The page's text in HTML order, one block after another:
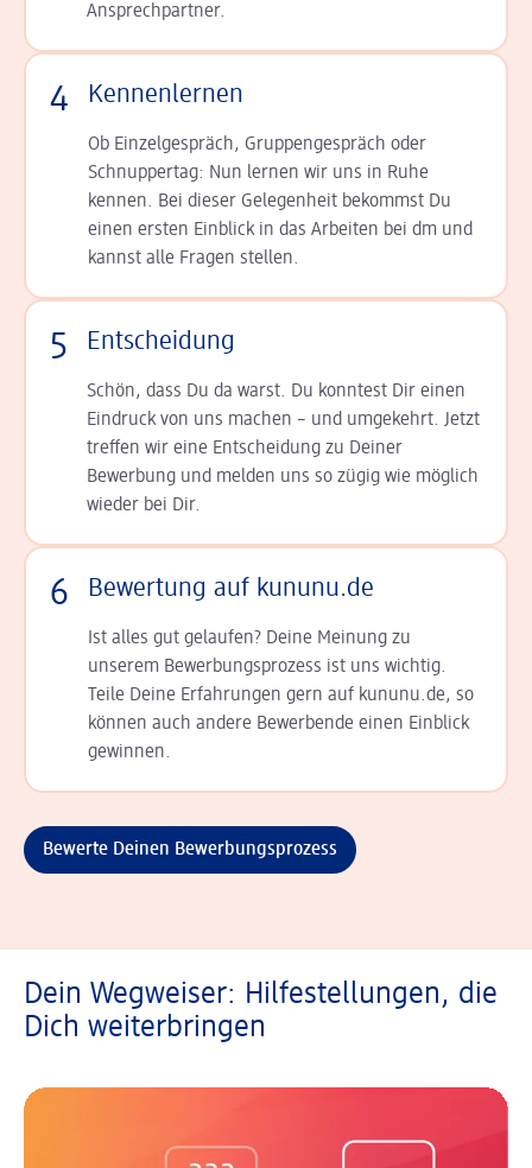
Ansprechpartner.
4 Kennenlernen
Ob Einzelgespräch, Grup­pen­gespräch oder
Schnup­per­tag: Nun lernen wir uns in Ruhe
kennen. Bei dieser Gelegenheit bekommst Du
einen ersten Einblick in das Arbeiten bei dm und
kannst alle Fragen stellen.
5 Entscheidung
Schön, dass Du da warst. Du konntest Dir einen
Ein­druck von uns machen – und umgekehrt. Jetzt
tref­fen wir eine Entscheidung zu Deiner
Bewerbung und melden uns so zügig wie möglich
wieder bei Dir.
6 Bewertung auf kununu.de
Ist alles gut gelaufen? Deine Meinung zu
unserem Bewerbungsprozess ist uns wichtig.
Teile Deine Erfahrungen gern auf kununu.de, so
können auch andere Bewerbende einen Einblick
gewinnen.
Bewerte Deinen Bewerbungsprozess
Dein Wegweiser: Hilfestellungen, die
Dich weiterbringen